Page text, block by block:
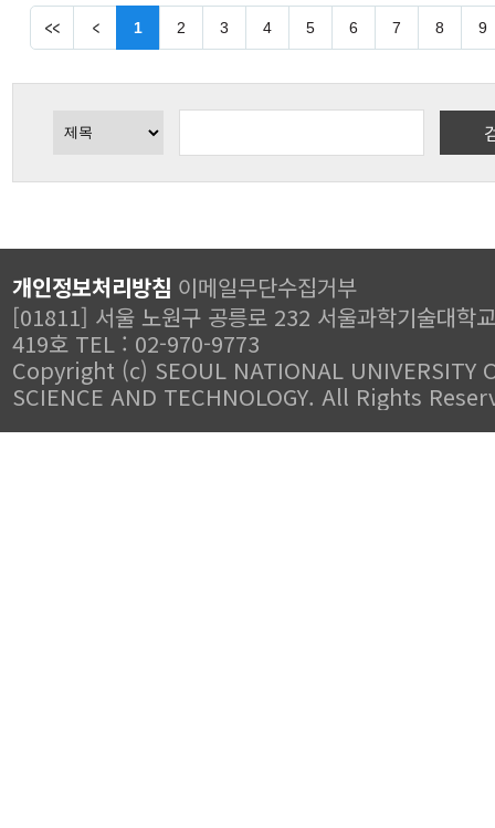
1 2 3 4 5 6 7 8 9
개인정보처리방침 이메일무단수집거부
[01811] 서울 노원구 공릉로 232 서울과학기술대학
419호 TEL : 02-970-9773
Copyright (c) SEOUL NATIONAL UNIVERSITY
SCIENCE AND TECHNOLOGY. All Rights